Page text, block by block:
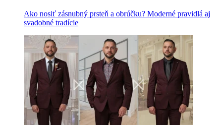
Ako nosiť zásnubný prsteň a obrúčku? Moderné pravidlá aj
svadobné tradície